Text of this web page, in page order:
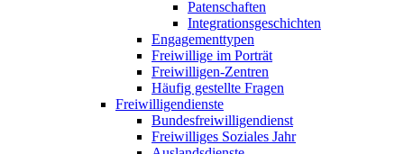
Patenschaften
Integrationsgeschichten
Engagementtypen
Freiwillige im Porträt
Freiwilligen-Zentren
Häufig gestellte Fragen
Freiwilligendienste
Bundesfreiwilligendienst
Freiwilliges Soziales Jahr